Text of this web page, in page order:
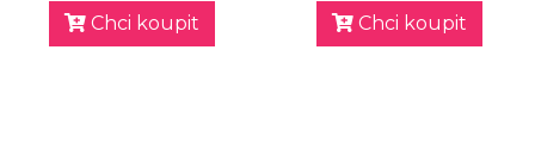
Chci koupit Chci koupit